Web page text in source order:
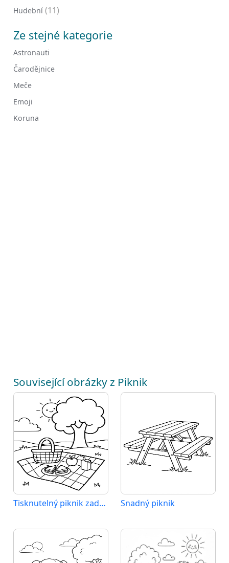
Hudební (11)
Ze stejné kategorie
Astronauti
Čarodějnice
Meče
Emoji
Koruna
Související obrázky z Piknik
Tisknutelný piknik zadarmo Snadný piknik